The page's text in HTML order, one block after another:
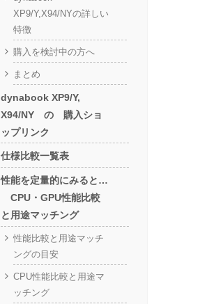
XP9/Y,X94/NYの詳しい
特徴
購入を検討中の方へ
まとめ
dynabook XP9/Y,
X94/NY の 購入ショ
ップリンク
仕様比較一覧表
性能を定量的にみると…
CPU・GPU性能比較
と用途マッチング
性能比較と用途マッチ
ングの目安
CPU性能比較と用途マ
ッチング